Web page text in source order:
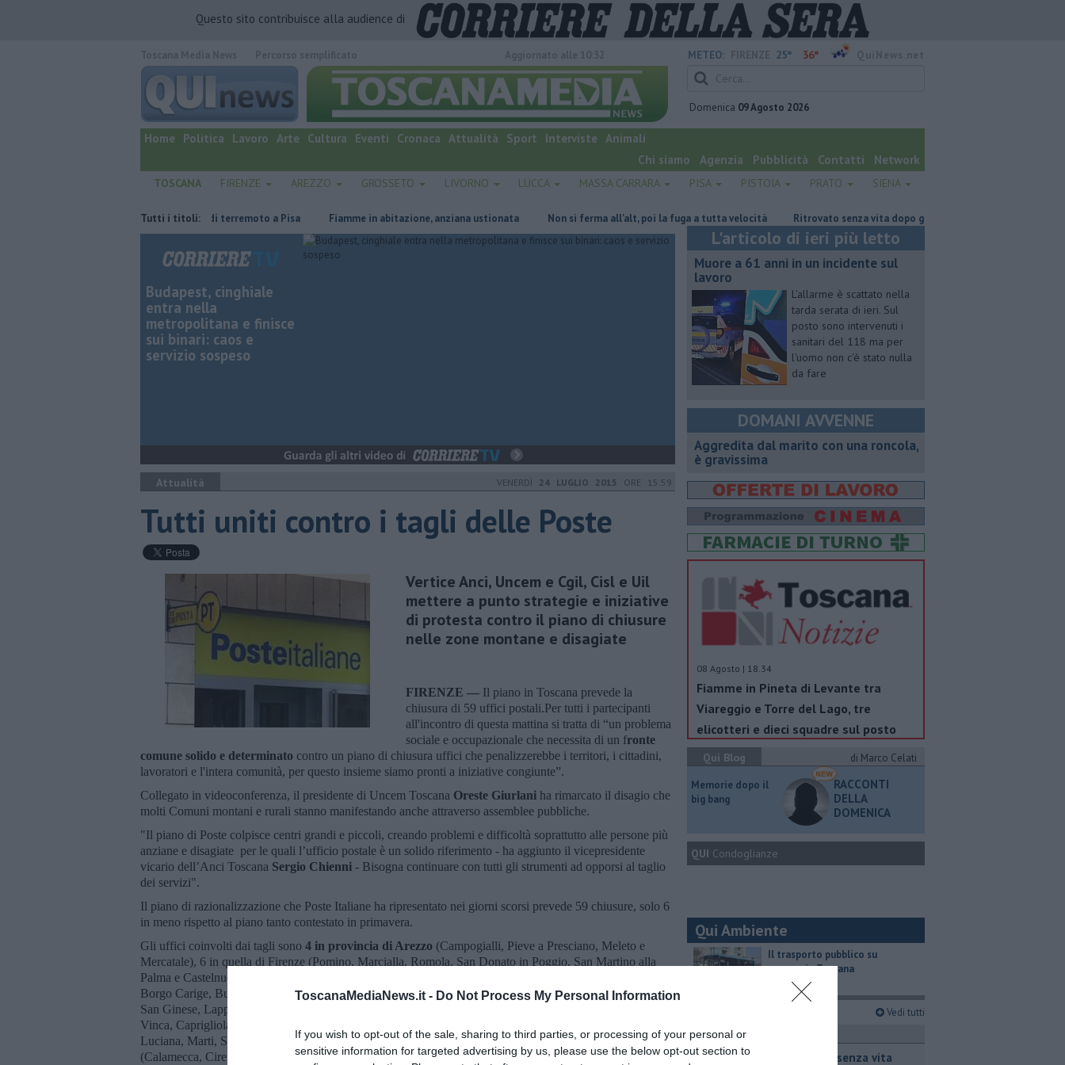
ToscanaMediaNews.it - Do Not Process My Personal Information
If you wish to opt-out of the sale, sharing to third parties, or processing of your personal or
sensitive information for targeted advertising by us, please use the below opt-out section to
Questo sito contribuisce alla audience di
quotidiano online.
METEO: 25° 36°
Domenica 09 Agosto 2026
Home Politica Lavoro Arte Cultura Eventi Cronaca Attualità Sport Interviste Animali
Chi siamo
Agenzia Pubblicità Contatti Network
TOSCANA FIRENZE AREZZO GROSSETO LIVORNO LUCCA MASSA CARRARA PISA PISTOIA PRATO SIENA
Tutti i titoli:
Nuova scossa di terremoto a Pisa Fiamme in abitazione, anziana ustionata Non si ferma all'alt, poi la fuga a tutta velocità Ritrovato senza vita dopo giorni di ricerche
Budapest, cinghiale
entra nella
metropolitana e finisce
sui binari: caos e
servizio sospeso
Attualità VENERDÌ 24 LUGLIO 2015 ORE 15:59
Tutti uniti contro i tagli delle Poste
Vertice Anci, Uncem e Cgil, Cisl e Uil
mettere a punto strategie e iniziative
di protesta contro il piano di chiusure
nelle zone montane e disagiate
FIRENZE — Il piano in Toscana prevede la
chiusura di 59 uffici postali.Per tutti i partecipanti
all'incontro di questa mattina si tratta di “un problema
sociale e occupazionale che necessita di un fronte
comune solido e determinato contro un piano di chiusura uffici che penalizzerebbe i territori, i cittadini,
lavoratori e l'intera comunità, per questo insieme siamo pronti a iniziative congiunte”.
Collegato in videoconferenza, il presidente di Uncem Toscana Oreste Giurlani ha rimarcato il disagio che
molti Comuni montani e rurali stanno manifestando anche attraverso assemblee pubbliche.
"Il piano di Poste colpisce centri grandi e piccoli, creando problemi e difficoltà soprattutto alle persone più
anziane e disagiate per le quali l’ufficio postale è un solido riferimento - ha aggiunto il vicepresidente
vicario dell’Anci Toscana Sergio Chienni - Bisogna continuare con tutti gli strumenti ad opporsi al taglio
dei servizi".
Il piano di razionalizzazione che Poste Italiane ha ripresentato nei giorni scorsi prevede 59 chiusure, solo 6
in meno rispetto al piano tanto contestato in primavera.
Gli uffici coinvolti dai tagli sono 4 in provincia di Arezzo (Campogialli, Pieve a Presciano, Meleto e
Mercatale), 6 in quella di Firenze (Pomino, Marcialla, Romola, San Donato in Poggio, San Martino alla
Palma e Castelnuovo d’Elsa),
Borgo Carige, Buriano, Monticello dell’Amiata e Talamone),8 a Lucca(Mologno, Castelvecchio Pascoli,
San Ginese, Lappato, Vorno, San Colombano, Valpromaro e Tereglio),
Vinca, Caprigliola, Serricciolo, Filetto e Canevara),
Luciana, Marti, Soiana, Treggiaia, Uliveto Terme, San Giovanni alla Vena e Castelmaggiore), 8 a Pistoia
(Calamecca, Cireglio, Grazie, Pracchia, San Mommè, Villa Baggio, Montemagno di Quarrata e Tobbiana),
L'articolo di ieri più letto
Muore a 61 anni in un incidente sul
lavoro
L'allarme è scattato nella
tarda serata di ieri. Sul
posto sono intervenuti i
sanitari del 118 ma per
l'uomo non c'è stato nulla
da fare
DOMANI AVVENNE
Aggredita dal marito con una roncola,
è gravissima
08 Agosto | 18.34
Fiamme in Pineta di Levante tra
Viareggio e Torre del Lago, tre
elicotteri e dieci squadre sul posto
Qui Blog
di Marco Celati
Memorie dopo il
big bang
RACCONTI
DELLA
DOMENICA
QUI Condoglianze
Qui Ambiente
​Il trasporto pubblico su
gomma in Toscana
Vedi tutti
Cronaca
Ritrovato senza vita